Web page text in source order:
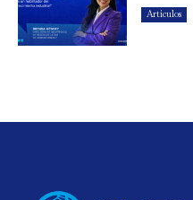
Artículos